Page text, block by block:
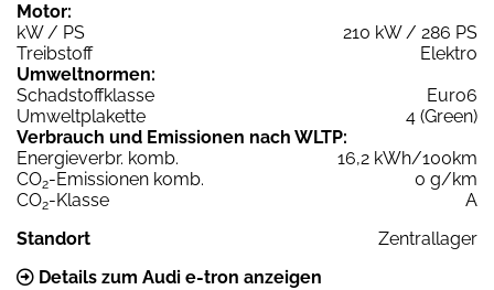
Motor:
kW / PS
210 kW / 286 PS
Treibstoff
Elektro
Umweltnormen:
Schadstoffklasse
Euro6
Umweltplakette
4 (Green)
Verbrauch und Emissionen nach WLTP:
Energieverbr. komb.
16,2 kWh/100km
CO2-Emissionen komb.
0 g/km
CO2-Klasse
A
Standort
Zentrallager
Details zum Audi e-tron anzeigen